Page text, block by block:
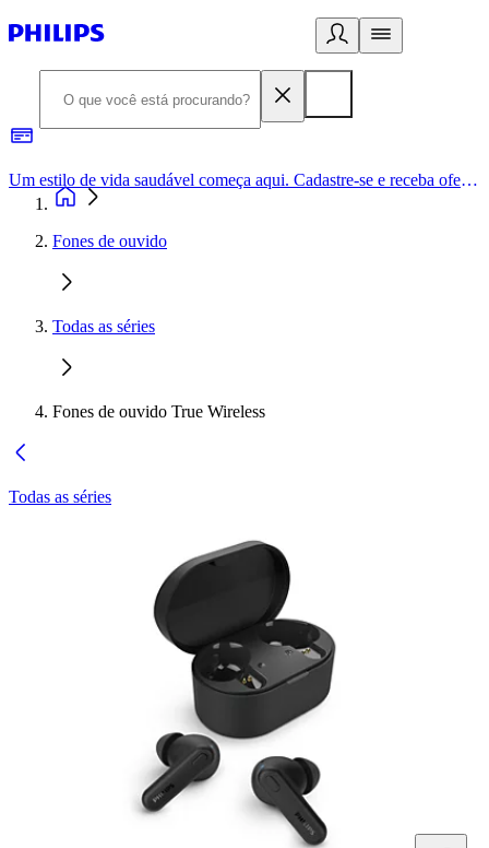
Um estilo de vida saudável começa aqui. Cadastre-se e receba ofertas exclusivas.
Fones de ouvido
Todas as séries
Fones de ouvido True Wireless
Todas as séries